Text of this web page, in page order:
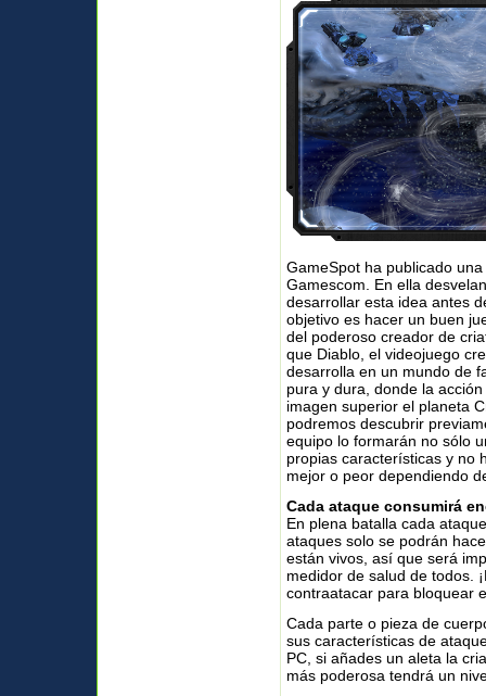
GameSpot ha publicado
Gamescom. En ella
desarrollar esta idea antes
objetivo es hacer un buen
del poderoso creador de
que Diablo, el videojuego
desarrolla en un mundo de
pura y dura, donde la
imagen superior el planeta
podremos descubrir
equipo lo formarán no sólo
propias características y no
mejor o peor dependiendo
Cada ataque consumirá
En plena batalla cada
ataques solo se podrán
están vivos, así que será
medidor de salud de todos.
contraatacar para bloquear
Cada parte o pieza de
sus características de
PC, si añades un aleta la
más poderosa tendrá un